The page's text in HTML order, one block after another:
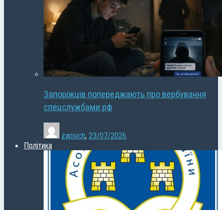
Запоріжців попереджають про вербування
спецслужбами рф
zapsich, 23/07/2026
Політика